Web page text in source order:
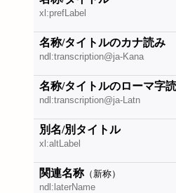
xl:prefLabel
名称/タイトルのカナ読み
ndl:transcription@ja-Kana
名称/タイトルのローマ字
ndl:transcription@ja-Latn
別名/別タイトル
xl:altLabel
関連名称（新称）
ndl:laterName